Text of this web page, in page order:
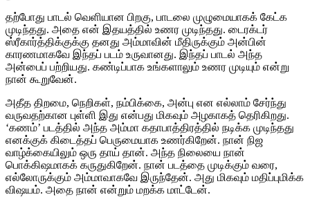
தற்போது பாடல் வெளியான பிறகு, பாடலை முழுமையாகக் கேட்க
முடிந்தது. அதை என் இதயத்தில் உணர முடிந்தது. டைரக்டர்
ஸ்ரீகார்த்திக்குக்கு தனது அம்மாவின் மீதிருக்கும் அன்பின்
காரணமாகவே இந்தப் படம் உருவானது. இந்தப் பாடல் அந்த
அன்பைப் பற்றியது. கண்டிப்பாக உங்களாலும் உணர முடியும் என்று
நான் கூறுவேன்.
அதீத திறமை, நெறிகள், நம்பிக்கை, அன்பு என எல்லாம் சேர்ந்து
வருவதற்கான புள்ளி இது என்பது மிகவும் அழகாகத் தெரிகிறது.
‘கணம்’ படத்தில் அந்த அம்மா கதாபாத்திரத்தில் நடிக்க முடிந்தது
எனக்குக் கிடைத்தப் பெருமையாக உணர்கிறேன். நான் நிஜ
வாழ்க்கையிலும் ஒரு தாய் தான். அந்த நிலையை நான்
பொக்கிஷமாகக் கருதுகிறேன். நான் படத்தை முடிக்கும் வரை,
எல்லோருக்கும் அம்மாவாகவே இருந்தேன். அது மிகவும் மதிப்புமிக்க
விஷயம். அதை நான் என்றும் மறக்க மாட்டேன்.